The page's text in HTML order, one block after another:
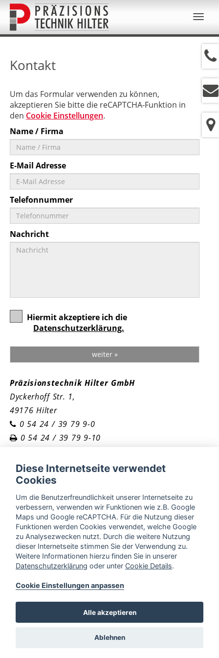
Kontakt
Um das Formular verwenden zu können,
akzeptieren Sie bitte die reCAPTCHA-Funktion in
den Cookie Einstellungen.
Name / Firma
E-Mail Adresse
Telefonnummer
Nachricht
Hiermit akzeptiere ich die
Datenschutzerklärung.
weiter »
Präzisionstechnik Hilter GmbH
Dyckerhoff Str. 1,
49176 Hilter
0 54 24 / 39 79 9-0
0 54 24 / 39 79 9-10
Um Google Maps verwenden zu können,
akzeptieren Sie bitte die Google Maps-Funktion in
denCookie Einstellungen.
49176 Hilter
Diese Internetseite verwendet
Cookies
Um die Benutzerfreundlichkeit unserer Internetseite zu
verbessern, verwenden wir Funktionen wie z.B. Google
Maps und Google reCAPTCHA. Für die Nutzung dieser
Funktionen werden Cookies verwendet, welche Google
zu Analysezwecken nutzt. Durch die weitere Nutzung
dieser Internetseite stimmen Sie der Verwendung zu.
Weitere Informationen hierzu finden Sie in unserer
Datenschutzerklärung oder unter Cookie Details.
Cookie Einstellungen anpassen
Alle akzeptieren
Ablehnen